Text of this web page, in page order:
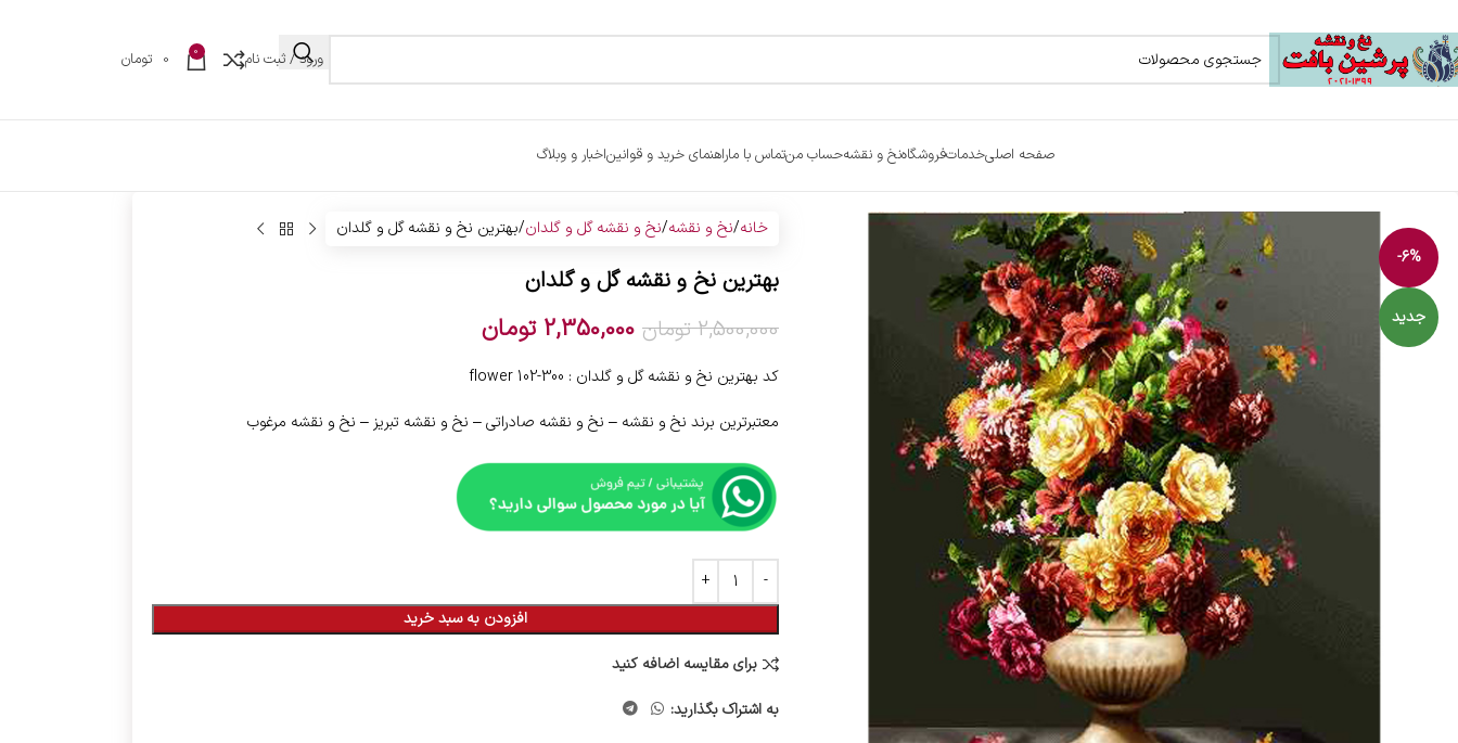
ورود / ثبت نام 0
0 تومان
صفحه اصلیخدماتفروشگاهنخ و نقشهحساب منتماس با ماراهنمای خرید و قوانیناخبار و وبلاگ
-6%
جدید
خانه نخ و نقشه نخ و نقشه گل و گلدان بهترین نخ و نقشه گل و گلدان
بهترین نخ و نقشه گل و گلدان
2,500,000 تومان 2,350,000 تومان
کد بهترین نخ و نقشه گل و گلدان : 300-102 flower
معتبرترین برند نخ و نقشه – نخ و نقشه صادراتی – نخ و نقشه تبریز – نخ و نقشه مرغوب
افزودن به سبد خرید
برای مقایسه اضافه کنید
به اشتراک بگذارید: